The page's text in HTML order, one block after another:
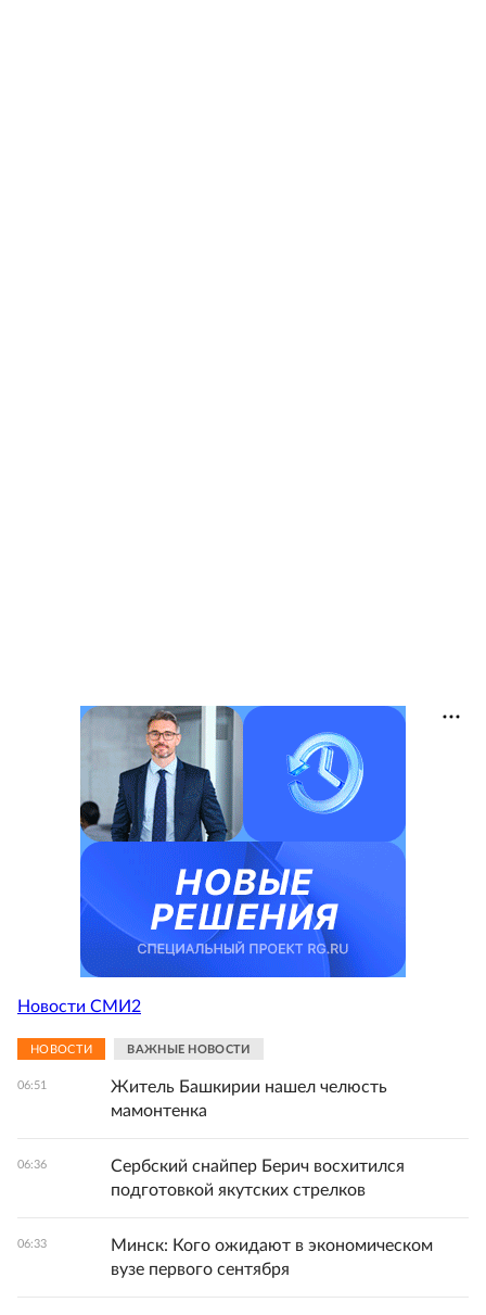
Новости СМИ2
НОВОСТИ ВАЖНЫЕ НОВОСТИ
06:51
Житель Башкирии нашел челюсть
мамонтенка
06:36
Сербский снайпер Берич восхитился
подготовкой якутских стрелков
06:33
Минск: Кого ожидают в экономическом
вузе первого сентября